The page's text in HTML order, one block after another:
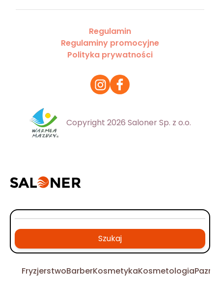
Regulamin
Regulaminy promocyjne
Polityka prywatności
Copyright 2026 Saloner Sp. z o.o.
Szukaj
FryzjerstwoBarberKosmetykaKosmetologia